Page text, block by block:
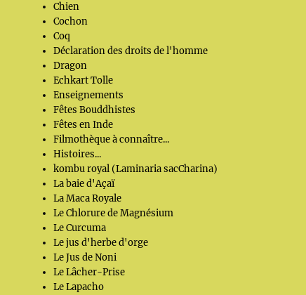
Chien
Cochon
Coq
Déclaration des droits de l'homme
Dragon
Echkart Tolle
Enseignements
Fêtes Bouddhistes
Fêtes en Inde
Filmothèque à connaître...
Histoires...
kombu royal (Laminaria sacCharina)
La baie d'Açaï
La Maca Royale
Le Chlorure de Magnésium
Le Curcuma
Le jus d'herbe d'orge
Le Jus de Noni
Le Lâcher-Prise
Le Lapacho